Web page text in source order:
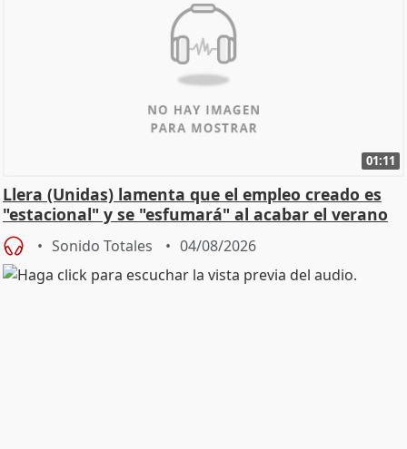
01:11
Llera (Unidas) lamenta que el empleo creado es
"estacional" y se "esfumará" al acabar el verano
Sonido Totales 04/08/2026